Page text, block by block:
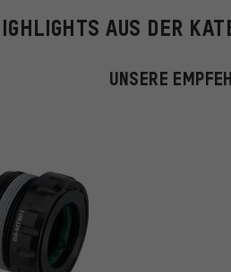
AUS DER
UNSERE